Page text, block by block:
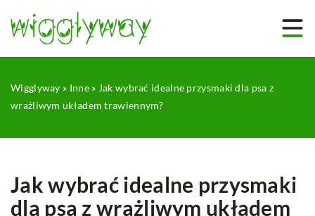
Wigglyway » Inne» Jak wybrać idealne przysmaki dla psa z
wrażliwym układem trawiennym?
Jak wybrać idealne przysmaki
dla psa z wrażliwym układem